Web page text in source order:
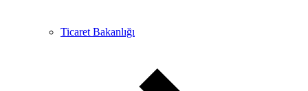
Ticaret Bakanlığı